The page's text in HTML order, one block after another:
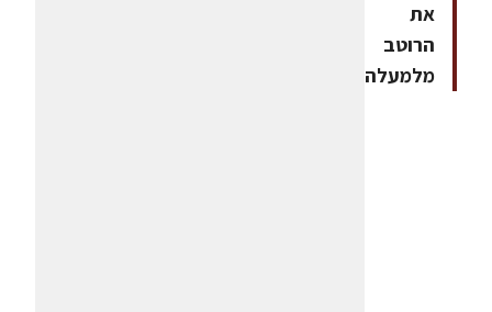
את
הרוטב
מלמעלה.